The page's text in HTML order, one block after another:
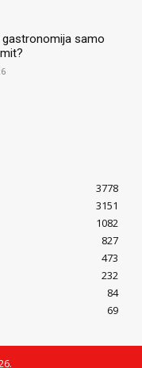
gastronomija samo
3778
3151
1082
827
473
232
84
69